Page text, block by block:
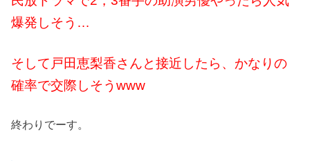
爆発しそう…
そして戸田恵梨香さんと接近したら、かなりの
確率で交際しそうwww
終わりでーす。